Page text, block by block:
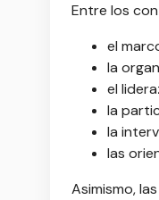
Entre los
el
la
el
la
la
las
Asimismo,